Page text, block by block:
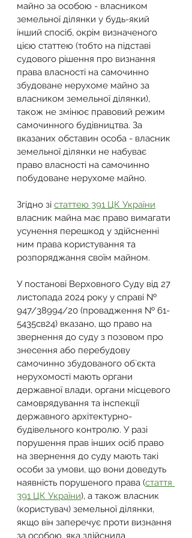
майно за особою - власником
земельної ділянки у будь-який
інший спосіб, окрім визначеного
цією статтею (тобто на підставі
судового рішення про визнання
права власності на самочинно
збудоване нерухоме майно за
власником земельної ділянки),
також не змінює правовий режим
самочинного будівництва. За
вказаних обставин особа - власник
земельної ділянки не набуває
право власності на самочинно
побудоване нерухоме майно.
Згідно зі статтею 391 ЦК України
власник майна має право вимагати
усунення перешкод у здійсненні
ним права користування та
розпоряджання своїм майном.
У постанові Верховного Суду від 27
листопада 2024 року у справі №
947/38994/20 (провадження № 61-
5435св24) вказано, що право на
звернення до суду з позовом про
знесення або перебудову
самочинно збудованого об`єкта
нерухомості мають органи
державної влади, органи місцевого
самоврядування та інспекції
державного архітектурно-
будівельного контролю. У разі
порушення прав інших осіб право
на звернення до суду мають такі
особи за умови, що вони доведуть
наявність порушеного права (стаття
391 ЦК України), а також власник
(користувач) земельної ділянки,
якщо він заперечує проти визнання
за особою, яка здійснила